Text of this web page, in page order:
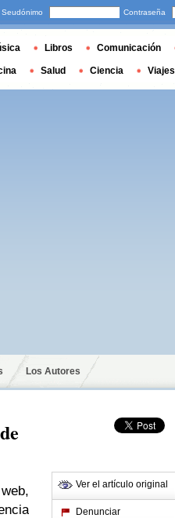
Los Autores
Ver el artículo original
Denunciar
Seudónimo Contraseña
Libros Comunicación
Salud Ciencia Viajes